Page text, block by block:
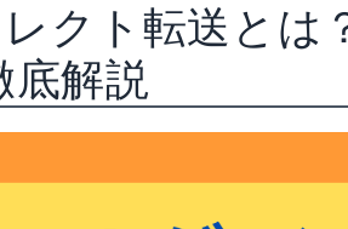
クト転送とは
底解説